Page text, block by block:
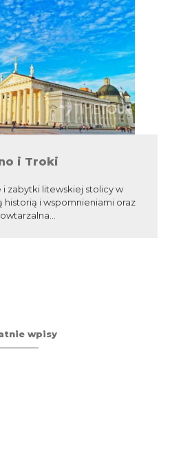
i Troki
zabytki litewskiej stolicy w
historią i wspomnieniami oraz
wpisy